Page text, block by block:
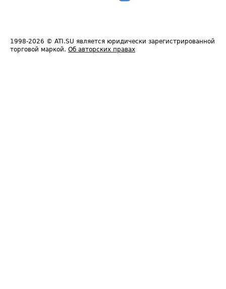
1998-2026 © ATI.SU является юридически зарегистрированной
торговой маркой. Об авторских правах